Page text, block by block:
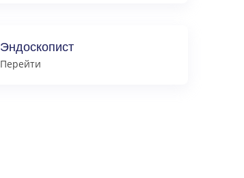
Эндоскопист
Перейти